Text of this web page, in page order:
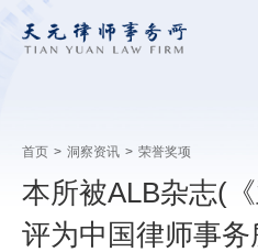
首页 > 洞察资讯 > 荣誉奖项
本所被ALB杂志(
评为中国律师事务